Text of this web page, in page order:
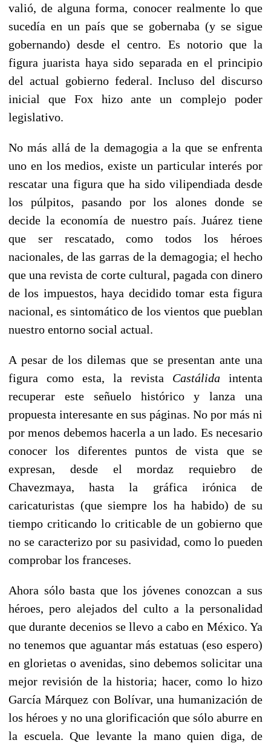
valió, de alguna forma, conocer realmente lo que
sucedía en un país que se gobernaba (y se sigue
gobernando) desde el centro. Es notorio que la
figura juarista haya sido separada en el principio
del actual gobierno federal. Incluso del discurso
inicial que Fox hizo ante un complejo poder
legislativo.
No más allá de la demagogia a la que se enfrenta
uno en los medios, existe un particular interés por
rescatar una figura que ha sido vilipendiada desde
los púlpitos, pasando por los alones donde se
decide la economía de nuestro país. Juárez tiene
que ser rescatado, como todos los héroes
nacionales, de las garras de la demagogia; el hecho
que una revista de corte cultural, pagada con dinero
de los impuestos, haya decidido tomar esta figura
nacional, es sintomático de los vientos que pueblan
nuestro entorno social actual.
A pesar de los dilemas que se presentan ante una
figura como esta, la revista Castálida intenta
recuperar este señuelo histórico y lanza una
propuesta interesante en sus páginas. No por más ni
por menos debemos hacerla a un lado. Es necesario
conocer los diferentes puntos de vista que se
expresan, desde el mordaz requiebro de
Chavezmaya, hasta la gráfica irónica de
caricaturistas (que siempre los ha habido) de su
tiempo criticando lo criticable de un gobierno que
no se caracterizo por su pasividad, como lo pueden
comprobar los franceses.
Ahora sólo basta que los jóvenes conozcan a sus
héroes, pero alejados del culto a la personalidad
que durante decenios se llevo a cabo en México. Ya
no tenemos que aguantar más estatuas (eso espero)
en glorietas o avenidas, sino debemos solicitar una
mejor revisión de la historia; hacer, como lo hizo
García Márquez con Bolívar, una humanización de
los héroes y no una glorificación que sólo aburre en
la escuela. Que levante la mano quien diga, de